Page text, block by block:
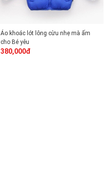
Áo khoác lót lông cừu nhẹ mà ấm
cho Bé yêu
380,000đ